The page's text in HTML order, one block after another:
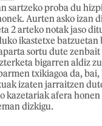
sartzeko proba du
Aurten asko izan
2 arteko notak jaso
ikastetxe batzuetan
sortu dute
bigarren aldiz
txikiagoa da, bai,
izaten jarraitzen
kazetariak afera
dizkigu.